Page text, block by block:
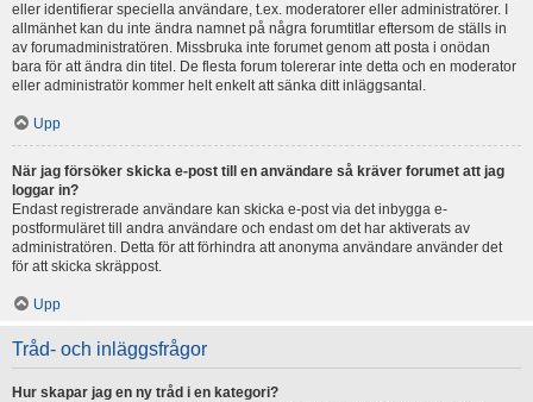
eller identifierar speciella användare, t.ex. moderatorer eller administratörer. I
allmänhet kan du inte ändra namnet på några forumtitlar eftersom de ställs in
av forumadministratören. Missbruka inte forumet genom att posta i onödan
bara för att ändra din titel. De flesta forum tolererar inte detta och en moderator
eller administratör kommer helt enkelt att sänka ditt inläggsantal.
Upp
När jag försöker skicka e-post till en användare så kräver forumet att jag
loggar in?
Endast registrerade användare kan skicka e-post via det inbygga e-
postformuläret till andra användare och endast om det har aktiverats av
administratören. Detta för att förhindra att anonyma användare använder det
för att skicka skräppost.
Upp
Tråd- och inläggsfrågor
Hur skapar jag en ny tråd i en kategori?